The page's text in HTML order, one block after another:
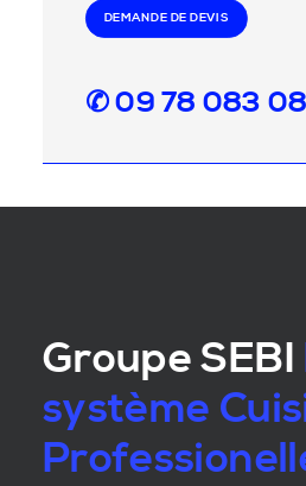
DEMANDE DE DEVIS
✆ 09 78 083
Groupe SEBI
système